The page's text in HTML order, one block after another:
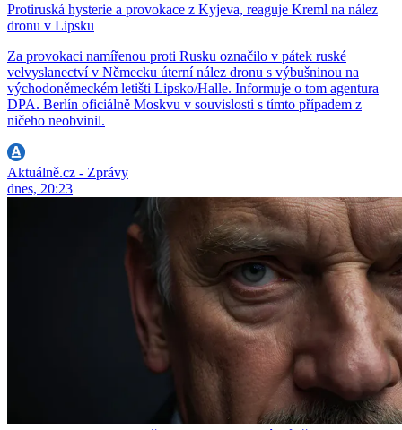
Protiruská hysterie a provokace z Kyjeva, reaguje Kreml na nález
dronu v Lipsku
Za provokaci namířenou proti Rusku označilo v pátek ruské
velvyslanectví v Německu úterní nález dronu s výbušninou na
východoněmeckém letišti Lipsko/Halle. Informuje o tom agentura
DPA. Berlín oficiálně Moskvu v souvislosti s tímto případem z
ničeho neobvinil.
Aktuálně.cz - Zprávy
dnes, 20:23